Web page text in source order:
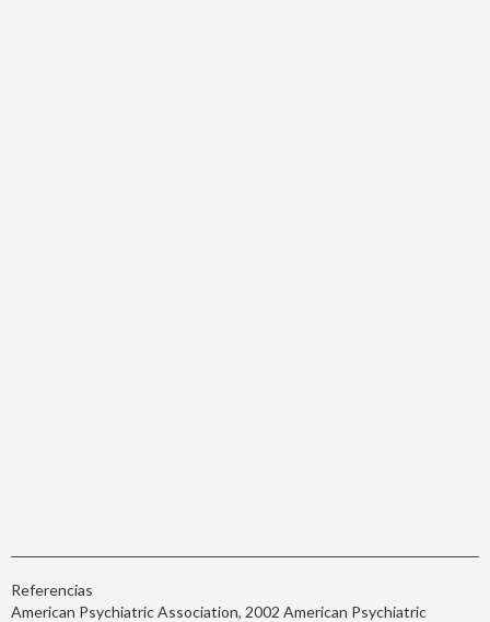
Referencias
American Psychiatric Association, 2002 American Psychiatric